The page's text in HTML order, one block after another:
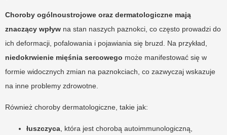
Choroby ogólnoustrojowe oraz dermatologiczne mają
znaczący wpływ na stan naszych paznokci, co często prowadzi do
ich deformacji, pofalowania i pojawiania się bruzd. Na przykład,
niedokrwienie mięśnia sercowego może manifestować się w
formie widocznych zmian na paznokciach, co zazwyczaj wskazuje
na inne problemy zdrowotne.
Również choroby dermatologiczne, takie jak:
łuszczyca , która jest chorobą autoimmunologiczną,